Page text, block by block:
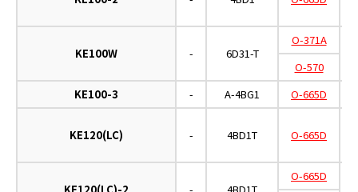
KE100W - 6D31-T
O-371A
O-570
KE100-3
- A-4BG1 O-665D
KE120(LC) - 4BD1T O-665D
O-665D